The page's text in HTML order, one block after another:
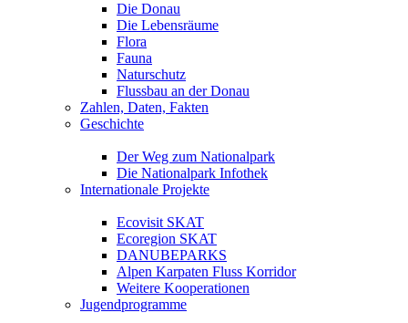
Die Donau
Die Lebensräume
Flora
Fauna
Naturschutz
Flussbau an der Donau
Zahlen, Daten, Fakten
Geschichte
Der Weg zum Nationalpark
Die Nationalpark Infothek
Internationale Projekte
Ecovisit SKAT
Ecoregion SKAT
DANUBEPARKS
Alpen Karpaten Fluss Korridor
Weitere Kooperationen
Jugendprogramme